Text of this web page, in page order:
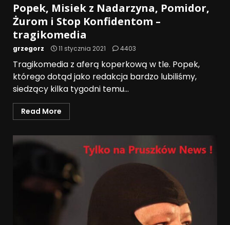
Popek, Misiek z Nadarzyna, Pomidor,
Żurom i Stop Konfidentom –
tragikomedia
grzegorz 11 stycznia 2021 4403
Tragikomedia z aferą koperkową w tle. Popek,
którego dotąd jako redakcja bardzo lubiliśmy,
siedzący kilka tygodni temu...
Read More